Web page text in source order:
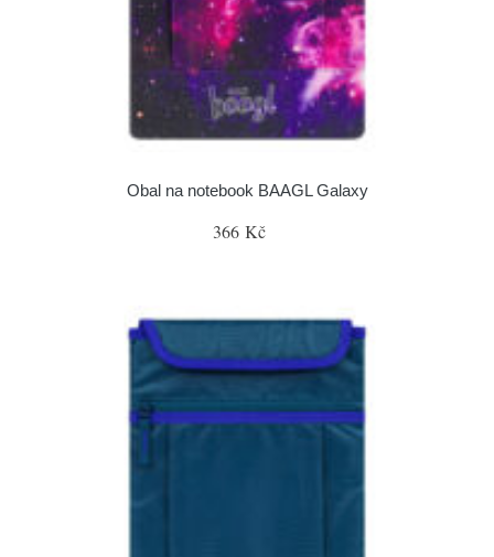
Obal na notebook BAAGL Galaxy
366 Kč